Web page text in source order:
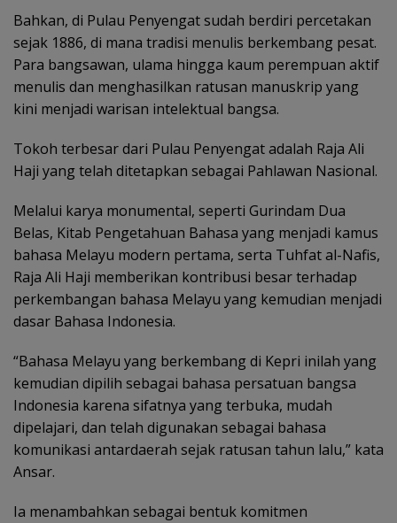
Bahkan, di Pulau Penyengat sudah berdiri percetakan
sejak 1886, di mana tradisi menulis berkembang pesat.
Para bangsawan, ulama hingga kaum perempuan aktif
menulis dan menghasilkan ratusan manuskrip yang
kini menjadi warisan intelektual bangsa.
Tokoh terbesar dari Pulau Penyengat adalah Raja Ali
Haji yang telah ditetapkan sebagai Pahlawan Nasional.
Melalui karya monumental, seperti Gurindam Dua
Belas, Kitab Pengetahuan Bahasa yang menjadi kamus
bahasa Melayu modern pertama, serta Tuhfat al-Nafis,
Raja Ali Haji memberikan kontribusi besar terhadap
perkembangan bahasa Melayu yang kemudian menjadi
dasar Bahasa Indonesia.
“Bahasa Melayu yang berkembang di Kepri inilah yang
kemudian dipilih sebagai bahasa persatuan bangsa
Indonesia karena sifatnya yang terbuka, mudah
dipelajari, dan telah digunakan sebagai bahasa
komunikasi antardaerah sejak ratusan tahun lalu,” kata
Ansar.
Ia menambahkan sebagai bentuk komitmen